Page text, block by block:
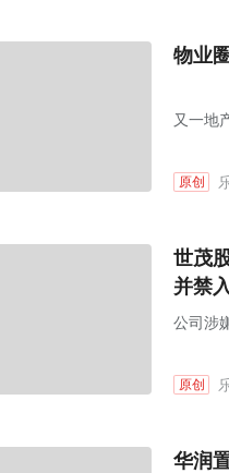
物业
又一地
原创
世茂
并禁
公司涉
原创
华润